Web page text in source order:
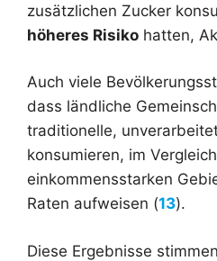
zusätzlichen Zucker
höheres Risiko hatten,
Auch viele
dass ländliche
traditionelle,
konsumieren, im
einkommensstarken
Raten aufweisen (13).
Diese Ergebnisse